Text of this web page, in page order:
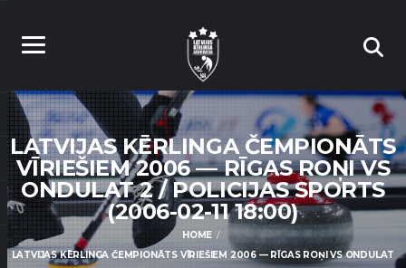
LATVIJAS KĒRLINGA ČEMPIONĀTS
VĪRIEŠIEM 2006 — RĪGAS ROŅI VS
ONDULAT 2 / POLICIJAS SPORTS
(2006-02-11 18:00)
HOME
LATVIJAS KĒRLINGA ČEMPIONĀTS VĪRIEŠIEM 2006 — RĪGAS ROŅI VS ONDULAT